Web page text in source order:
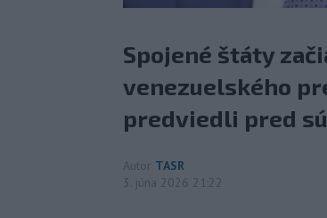
Spojené štáty
venezuelského
predviedli pred
Autor TASR
3. júna 2026 21:22